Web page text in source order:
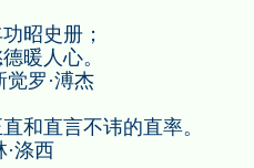
昭史册；
暖人心。
罗·溥杰
和直言不讳的直率。
涤西